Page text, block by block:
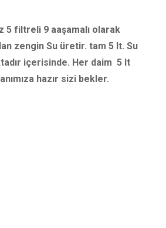
5 filtreli 9 aaşamalı olarak
zengin Su üretir. tam 5 lt. Su
içerisinde. Her daim 5 lt
hazır sizi bekler.